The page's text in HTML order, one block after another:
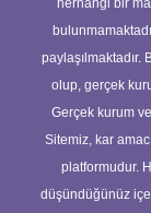
herhangi bir
olup, gerçek
Gerçek kurum
Sitemiz, kar
platformudur.
düşündüğünüz